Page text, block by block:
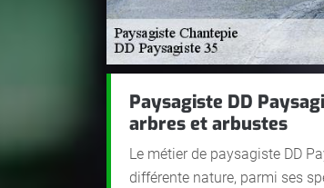
Paysagiste DD
arbres et arbustes
Le métier de paysagiste DD
différente nature, parmi ses